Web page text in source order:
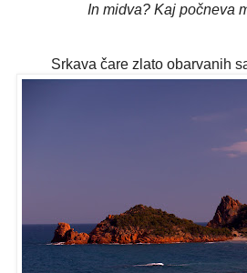
In midva? Kaj počneva
Srkava čare zlato obarvanih